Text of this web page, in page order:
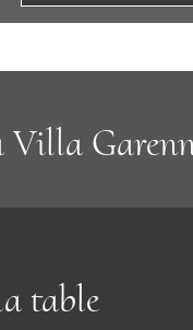
Villa
table